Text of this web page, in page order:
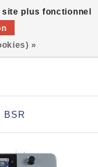
BSR
plus fonctionnel
»